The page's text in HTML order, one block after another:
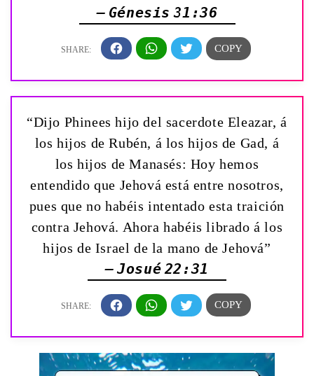
— Génesis 31:36
“Dijo Phinees hijo del sacerdote Eleazar, á
los hijos de Rubén, á los hijos de Gad, á
los hijos de Manasés: Hoy hemos
entendido que Jehová está entre nosotros,
pues que no habéis intentado esta traición
contra Jehová. Ahora habéis librado á los
hijos de Israel de la mano de Jehová”
— Josué 22:31